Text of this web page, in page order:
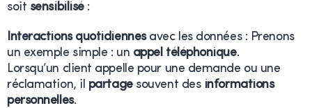
soit sensibilisé:
Interactions quotidiennesavec les données : Prenons
un exemple simple : un appel téléphonique.
Lorsqu’un client appelle pour une demande ou une
réclamation, il partagesouvent des informations
personnelles.